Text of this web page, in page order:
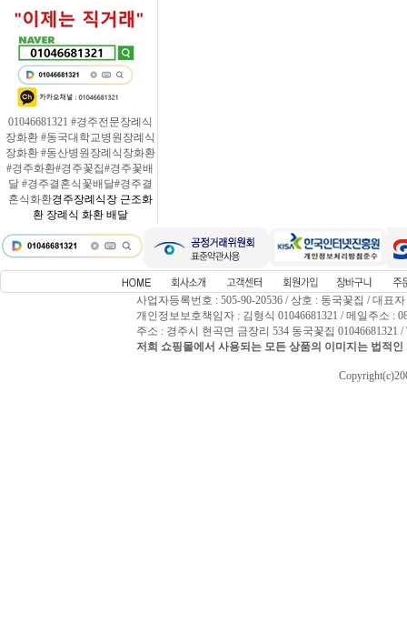
01046681321 #경주전문장례식
장화환 #동국대학교병원장례식
장화환 #동산병원장례식장화환
#경주화환#경주꽃집#경주꽃배
달 #경주결혼식꽃배달#경주결
혼식화환경주장례식장 근조화
환 장례식 화환 배달
사업자등록번호 : 505-90-20536 / 상호 : 동국꽃집 / 대표
개인정보보호책임자 : 김형식 01046681321 / 메일주소 :
주소 : 경주시 현곡면 금장리 534 동국꽃집 01046681321
저희 쇼핑몰에서 사용되는 모든 상품의 이미지는 법적